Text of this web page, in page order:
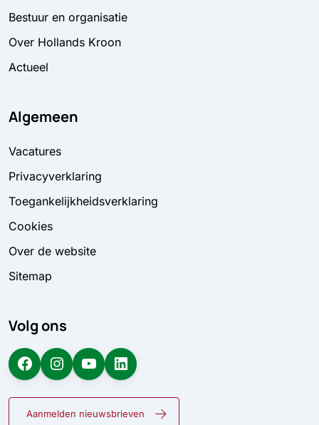
Bestuur en organisatie
Over Hollands Kroon
Actueel
Algemeen
Vacatures
Privacyverklaring
Toegankelijkheidsverklaring
Cookies
Over de website
Sitemap
Volg ons
Facebook Instagram YouTube LinkedIn
Aanmelden nieuwsbrieven